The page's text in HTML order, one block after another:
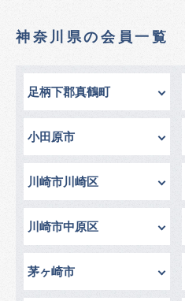
神奈川県の会員一覧
足柄下郡真鶴町
小田原市
川崎市川崎区
川崎市中原区
茅ヶ崎市